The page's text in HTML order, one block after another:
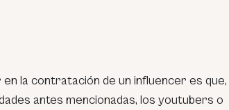
la contratación de un influencer es que,
antes mencionadas, los youtubers o